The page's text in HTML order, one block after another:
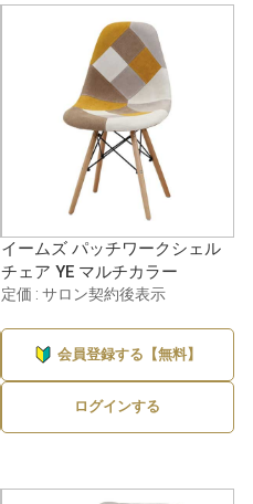
イームズ パッチワークシェル
チェア YE マルチカラー
定価 : サロン契約後表示
会員登録する【無料】
ログインする